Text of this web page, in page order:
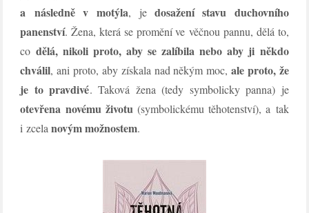
a následně v motýla, je dosažení stavu duchovního
panenství. Žena, která se promění ve věčnou pannu, dělá to,
co dělá, nikoli proto, aby se zalíbila nebo aby ji někdo
chválil, ani proto, aby získala nad někým moc, ale proto, že
je to pravdivé. Taková žena (tedy symbolicky panna) je
otevřena novému životu (symbolickému těhotenství), a tak
i zcelanovým možnostem.